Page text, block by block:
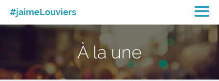
#jaimeLouviers
À la une